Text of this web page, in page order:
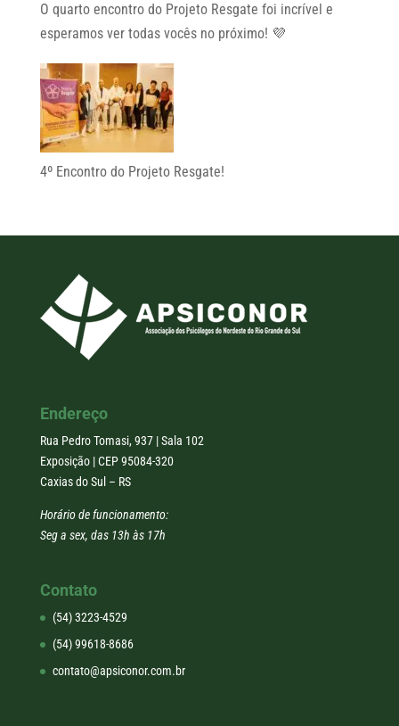
O quarto encontro do Projeto Resgate foi incrível e
esperamos ver todas vocês no próximo! 💜
4º Encontro do Projeto Resgate!
Endereço
Rua Pedro Tomasi, 937 | Sala 102
Exposição | CEP 95084-320
Caxias do Sul – RS
Horário de funcionamento:
Seg a sex, das 13h às 17h
Contato
(54) 3223-4529
(54) 99618-8686
contato@apsiconor.com.br